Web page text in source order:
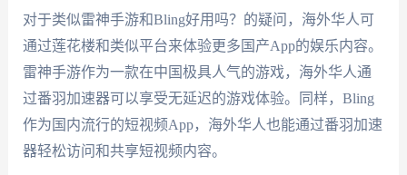
对于类似雷神手游和Bling好用吗？的疑问，海外华人可
通过莲花楼和类似平台来体验更多国产App的娱乐内容。
雷神手游作为一款在中国极具人气的游戏，海外华人通
过番羽加速器可以享受无延迟的游戏体验。同样，Bling
作为国内流行的短视频App，海外华人也能通过番羽加速
器轻松访问和共享短视频内容。